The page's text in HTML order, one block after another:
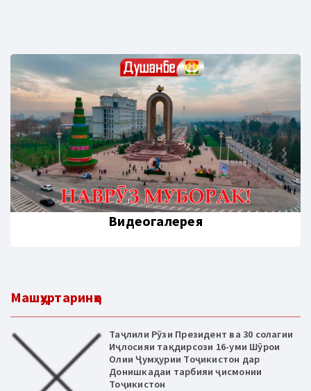
Видеогалерея
Машҳуртаринҳо
Таҷлили Рӯзи Президент ва 30 солагии
Иҷлосияи тақдирсози 16-уми Шӯрои
Олии Ҷумҳурии Тоҷикистон дар
Донишкадаи тарбияи ҷисмонии
Тоҷикистон